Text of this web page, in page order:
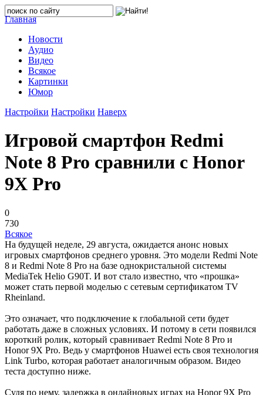
Главная
Новости
Аудио
Видео
Всякое
Картинки
Юмор
Настройки Настройки Наверх
Игровой смартфон Redmi
Note 8 Pro сравнили с Honor
9X Pro
0
730
Всякое
На будущей неделе, 29 августа, ожидается анонс новых
игровых смартфонов среднего уровня. Это модели Redmi Note
8 и Redmi Note 8 Pro на базе однокристальной системы
MediaTek Helio G90T. И вот стало известно, что «прошка»
может стать первой моделью с сетевым сертификатом TV
Rheinland.
Это означает, что подключение к глобальной сети будет
работать даже в сложных условиях. И потому в сети появился
короткий ролик, который сравнивает Redmi Note 8 Pro и
Honor 9X Pro. Ведь у смартфонов Huawei есть своя технология
Link Turbo, которая работает аналогичным образом. Видео
теста доступно ниже.
Судя по нему, задержка в онлайновых играх на Honor 9X Pro